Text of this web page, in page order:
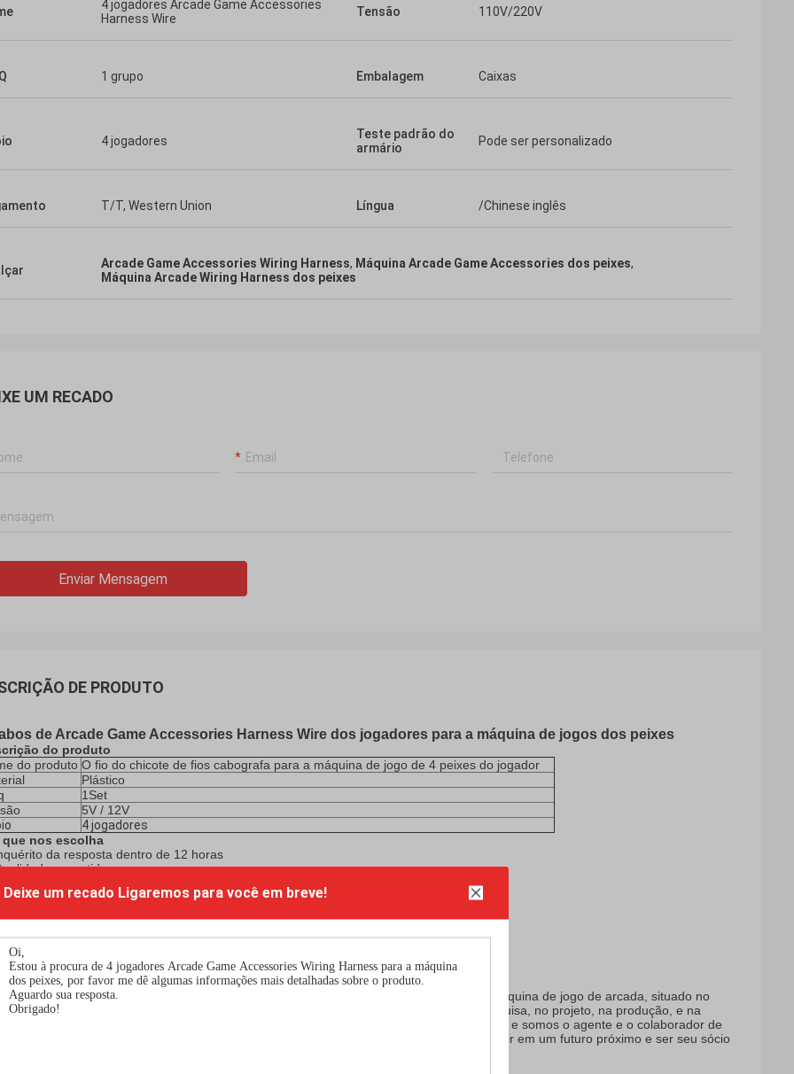
Deixe um recado Ligaremos para você em breve!
4 jogadores Arcade Game Accessories
Harness Wire
Tensão 110V/220V
1 grupo Embalagem Caixas
4 jogadores
Teste padrão do
armário
Pode ser personalizado
T/T, Western Union Língua /Chinese inglês
Arcade Game Accessories Wiring Harness, Máquina Arcade Game Accessories dos peixes,
Máquina Arcade Wiring Harness dos peixes
UM RECADO
Enviar Mensagem
DE PRODUTO
de Arcade Game Accessories Harness Wire dos jogadores para a máquina de jogos dos peixes
do produto
do produto O fio do chicote de fios cabografa para a máquina de jogo de 4 peixes do jogador
Plástico
1Set
5V / 12V
4 jogadores
que nos escolha
da resposta dentro de 12 horas
garantida
dos muitos tempos
da continuação após enviado
8.Your seguro
9.Wide de produtos
E.U.
co do fabricante de Guangzhou., Ltd. é um fabricante profissional principal da máquina de jogo de arcada, situado no
de máquina do jogo o mais grande em Guangzhou, China.We está dedicando na pesquisa, no projeto, na produção, e na
da máquina de jogo por mais de 15 anos. Nós temos nossa equipe profissional do R&D e somos o agente e o colaborador de
IGS e o Borden autorizados. Esperança que nós podemos obter a possibilidade o servir em um futuro próximo e ser seu sócio